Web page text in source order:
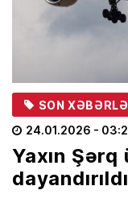
SON
24.01.2026 -
Yaxın
dayandırıldı